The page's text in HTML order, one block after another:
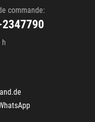
commande:
h